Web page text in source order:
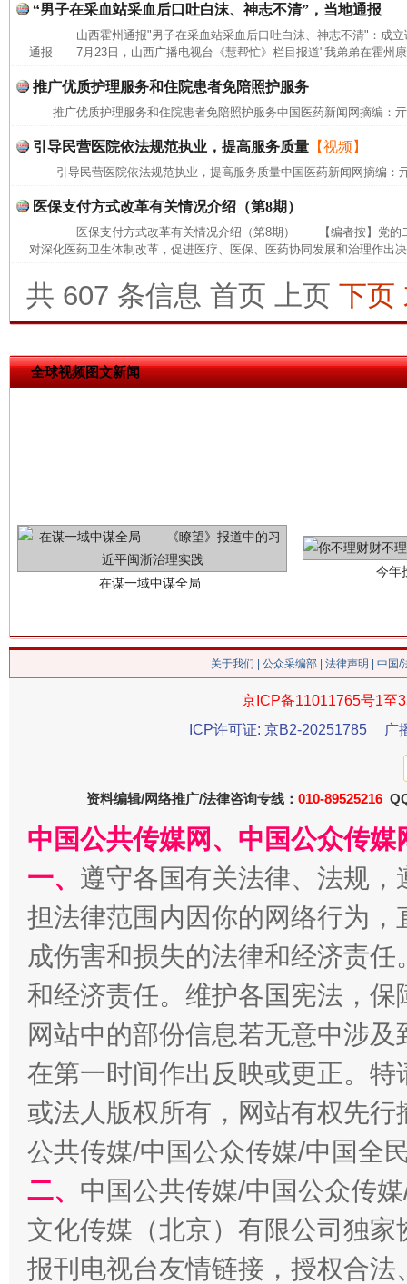
“男子在采血站采血后口吐白沫、神志不清”，当地通报
山西霍州通报"男子在采血站采血后口吐白沫、神志不清"：成
通报 7月23日，山西广播电视台《慧帮忙》栏目报道"我弟弟在霍州
推广优质护理服务和住院患者免陪照护服务
推广优质护理服务和住院患者免陪照护服务中国医药新闻网摘编：
引导民营医院依法规范执业，提高服务质量 【视频】
引导民营医院依法规范执业，提高服务质量中国医药新闻网摘编：
医保支付方式改革有关情况介绍（第8期）
医保支付方式改革有关情况介绍（第8期） 【编者按】党的二
对深化医药卫生体制改革，促进医疗、医保、医药协同发展和治理作出
共 607 条信息 首页 上页 下页
全球视频图文新闻
网上购药对药下症？
这是一记警钟！ 谢谢
在谋一域中谋全局
魏明亮
“刷贴”乱象丛生
生物
关于我们 公众采编部 法律声明 | 中国
京ICP备11011765号1至
ICP许可证: 京B2-20251785
广
资料编辑/网络推广/法律咨询专线： 010-89525216
中国公共传媒网、中国公众传
一、 遵守各国有关法律、法规
担法律范围内因你的网络行为
成伤害和损失的法律和经济责
和经济责任。维护各国宪法，
网站中的部份信息若无意中涉
在第一时间作出反映或更正。
或法人版权所有，网站有权先
公共传媒/中国公众传媒/中国全
二、 中国公共传媒/中国公众传
文化传媒（北京）有限公司独
报刊电视台友情链接，授权合